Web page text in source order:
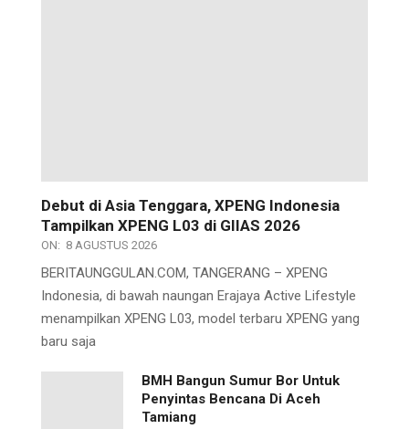
Debut di Asia Tenggara, XPENG Indonesia
Tampilkan XPENG L03 di GIIAS 2026
ON: 8 AGUSTUS 2026
BERITAUNGGULAN.COM, TANGERANG – XPENG
Indonesia, di bawah naungan Erajaya Active Lifestyle
menampilkan XPENG L03, model terbaru XPENG yang
baru saja
BMH Bangun Sumur Bor Untuk
Penyintas Bencana Di Aceh
Tamiang